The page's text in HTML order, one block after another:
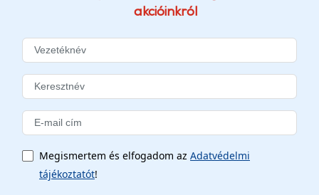
akcióinkról
Megismertem és elfogadom az Adatvédelmi
tájékoztatót!